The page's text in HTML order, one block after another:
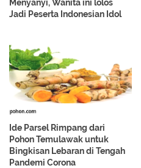
Menyanyi, Wanita ini lolos
Jadi Peserta Indonesian Idol
Ide Parsel Rimpang dari
Pohon Temulawak untuk
Bingkisan Lebaran di Tengah
Pandemi Corona